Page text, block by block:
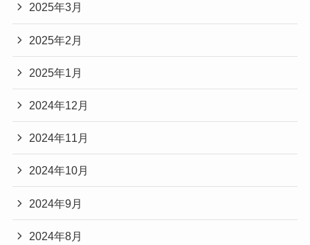
2025年3月
2025年2月
2025年1月
2024年12月
2024年11月
2024年10月
2024年9月
2024年8月